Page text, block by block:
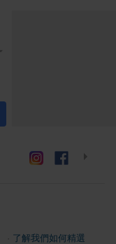
了解我們如何精選